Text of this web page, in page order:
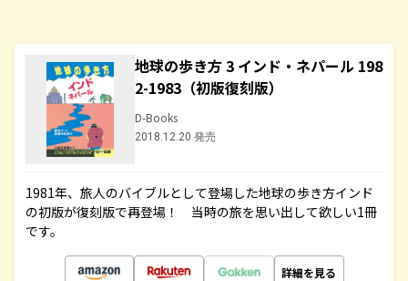
地球の歩き方 3 インド・ネパール 198
2-1983（初版復刻版）
D-Books
2018.12.20 発売
1981年、旅人のバイブルとして登場した地球の歩き方インド
の初版が復刻版で再登場！ 当時の旅を思い出して欲しい1冊
です。
詳細を見る